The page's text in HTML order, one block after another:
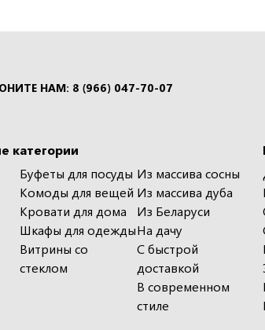
НАМ: 8 (966) 047-70-07
категории
Буфеты для посуды
Комоды для вещей
Кровати для дома
Шкафы для одежды
Витрины со
стеклом
Из массива сосны
Из массива дуба
Из Беларуси
На дачу
С быстрой
доставкой
В современном
стиле